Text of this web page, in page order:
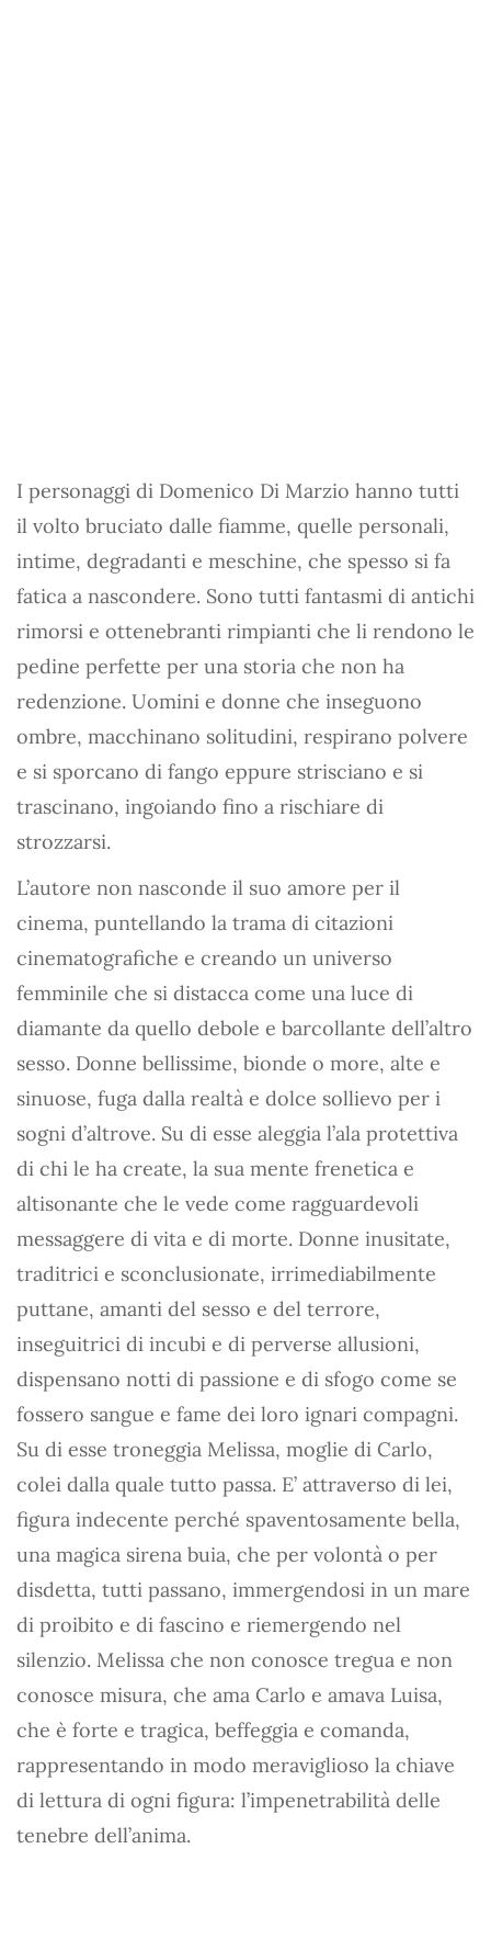
I personaggi di Domenico Di Marzio hanno tutti
il volto bruciato dalle fiamme, quelle personali,
intime, degradanti e meschine, che spesso si fa
fatica a nascondere. Sono tutti fantasmi di antichi
rimorsi e ottenebranti rimpianti che li rendono le
pedine perfette per una storia che non ha
redenzione. Uomini e donne che inseguono
ombre, macchinano solitudini, respirano polvere
e si sporcano di fango eppure strisciano e si
trascinano, ingoiando fino a rischiare di
strozzarsi.
L’autore non nasconde il suo amore per il
cinema, puntellando la trama di citazioni
cinematografiche e creando un universo
femminile che si distacca come una luce di
diamante da quello debole e barcollante dell’altro
sesso. Donne bellissime, bionde o more, alte e
sinuose, fuga dalla realtà e dolce sollievo per i
sogni d’altrove. Su di esse aleggia l’ala protettiva
di chi le ha create, la sua mente frenetica e
altisonante che le vede come ragguardevoli
messaggere di vita e di morte. Donne inusitate,
traditrici e sconclusionate, irrimediabilmente
puttane, amanti del sesso e del terrore,
inseguitrici di incubi e di perverse allusioni,
dispensano notti di passione e di sfogo come se
fossero sangue e fame dei loro ignari compagni.
Su di esse troneggia Melissa, moglie di Carlo,
colei dalla quale tutto passa. E’ attraverso di lei,
figura indecente perché spaventosamente bella,
una magica sirena buia, che per volontà o per
disdetta, tutti passano, immergendosi in un mare
di proibito e di fascino e riemergendo nel
silenzio. Melissa che non conosce tregua e non
conosce misura, che ama Carlo e amava Luisa,
che è forte e tragica, beffeggia e comanda,
rappresentando in modo meraviglioso la chiave
di lettura di ogni figura: l’impenetrabilità delle
tenebre dell’anima.